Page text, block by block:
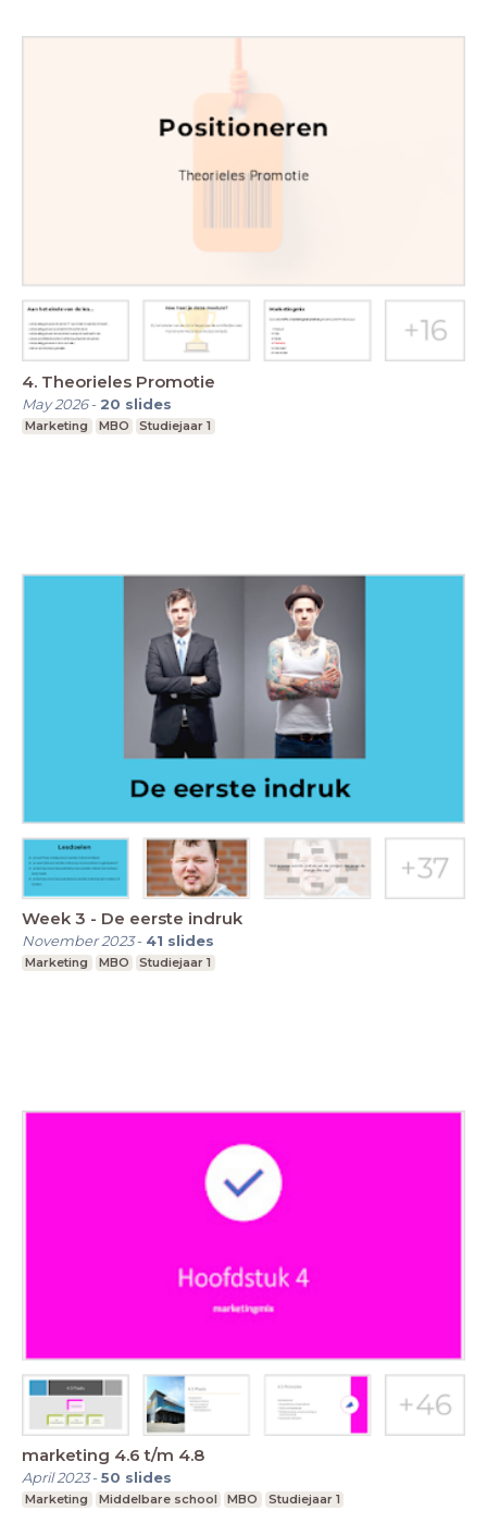
4. Theorieles Promotie
May 2026- 20 slides
Marketing MBO Studiejaar 1
Week 3 - De eerste indruk
November 2023- 41 slides
Marketing MBO Studiejaar 1
marketing 4.6 t/m 4.8
April 2023-50 slides
Marketing Middelbare school MBO Studiejaar 1